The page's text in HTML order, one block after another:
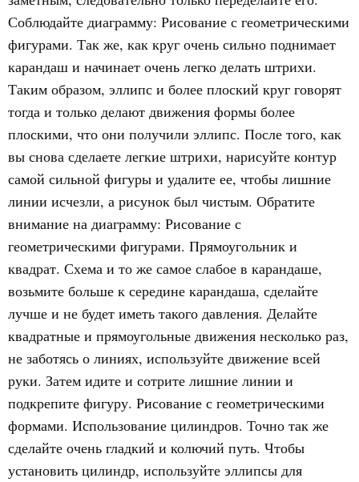
Соблюдайте диаграмму: Рисование с геометрическими
фигурами. Так же, как круг очень сильно поднимает
карандаш и начинает очень легко делать штрихи.
Таким образом, эллипс и более плоский круг говорят
тогда и только делают движения формы более
плоскими, что они получили эллипс. После того, как
вы снова сделаете легкие штрихи, нарисуйте контур
самой сильной фигуры и удалите ее, чтобы лишние
линии исчезли, а рисунок был чистым. Обратите
внимание на диаграмму: Рисование с
геометрическими фигурами. Прямоугольник и
квадрат. Схема и то же самое слабое в карандаше,
возьмите больше к середине карандаша, сделайте
лучше и не будет иметь такого давления. Делайте
квадратные и прямоугольные движения несколько раз,
не заботясь о линиях, используйте движение всей
руки. Затем идите и сотрите лишние линии и
подкрепите фигуру. Рисование с геометрическими
формами. Использование цилиндров. Точно так же
сделайте очень гладкий и колючий путь. Чтобы
установить цилиндр, используйте эллипсы для